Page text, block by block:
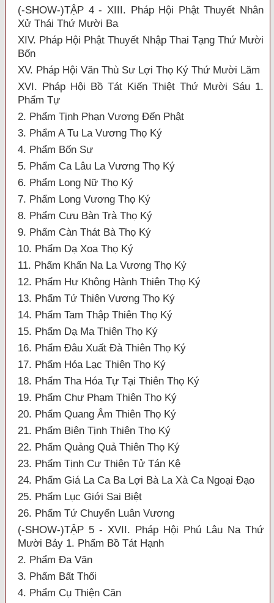
(-SHOW-)TẬP 4 - XIII. Pháp Hội Phật Thuyết Nhân
Xử Thái Thứ Mười Ba
XIV. Pháp Hội Phật Thuyết Nhập Thai Tạng Thứ Mười
Bốn
XV. Pháp Hội Văn Thù Sư Lợi Thọ Ký Thứ Mười Lăm
XVI. Pháp Hội Bồ Tát Kiến Thiệt Thứ Mười Sáu 1.
Phẩm Tự
2. Phẩm Tịnh Phạn Vương Đến Phật
3. Phẩm A Tu La Vương Thọ Ký
4. Phẩm Bốn Sự
5. Phẩm Ca Lâu La Vương Thọ Ký
6. Phẩm Long Nữ Thọ Ký
7. Phẩm Long Vương Thọ Ký
8. Phẩm Cưu Bàn Trà Thọ Ký
9. Phẩm Càn Thát Bà Thọ Ký
10. Phẩm Dạ Xoa Thọ Ký
11. Phẩm Khấn Na La Vương Thọ Ký
12. Phẩm Hư Không Hành Thiên Thọ Ký
13. Phẩm Tứ Thiên Vương Thọ Ký
14. Phẩm Tam Thập Thiên Thọ Ký
15. Phẩm Dạ Ma Thiên Thọ Ký
16. Phẩm Đâu Xuất Đà Thiên Thọ Ký
17. Phẩm Hóa Lạc Thiên Thọ Ký
18. Phẩm Tha Hóa Tự Tại Thiên Thọ Ký
19. Phẩm Chư Phạm Thiên Thọ Ký
20. Phẩm Quang Âm Thiên Thọ Ký
21. Phẩm Biên Tịnh Thiên Thọ Ký
22. Phẩm Quảng Quả Thiên Thọ Ký
23. Phẩm Tịnh Cư Thiên Tử Tán Kệ
24. Phẩm Giá La Ca Ba Lợi Bà La Xà Ca Ngoại Đạo
25. Phẩm Lục Giới Sai Biệt
26. Phẩm Tứ Chuyển Luân Vương
(-SHOW-)TẬP 5 - XVII. Pháp Hội Phú Lâu Na Thứ
Mười Bảy 1. Phẩm Bồ Tát Hạnh
2. Phẩm Đa Văn
3. Phẩm Bất Thối
4. Phẩm Cụ Thiện Căn